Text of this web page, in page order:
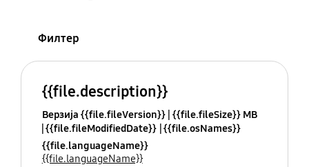
Филтер
{{file.description}}
Верзија {{file.fileVersion}} {{file.fileSize}} MB
{{file.fileModifiedDate}} {{file.osNames}}
{{file.languageName}}
{{file.languageName}}